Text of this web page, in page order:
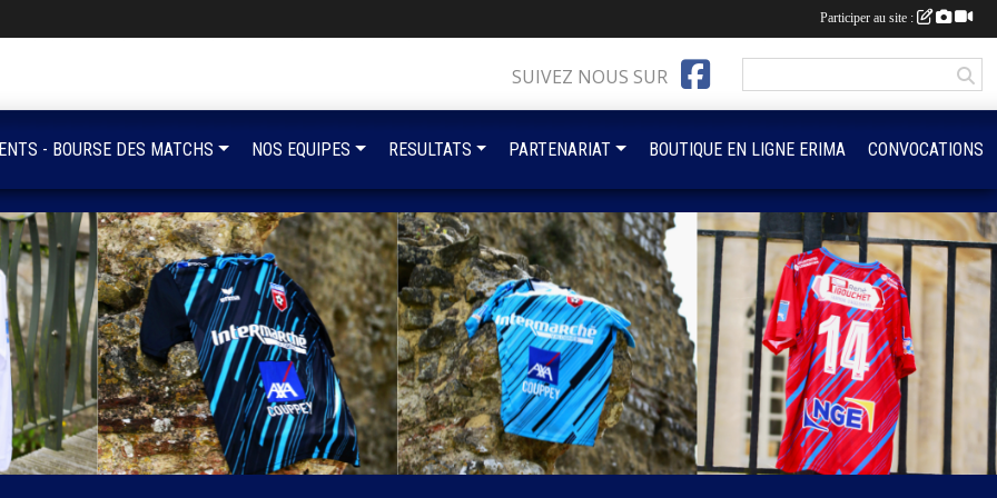
SUIVEZ NOUS SUR
- BOURSE DES MATCHS NOS EQUIPES RESULTATS PARTENARIAT BOUTIQUE EN LIGNE ERIMA CONVOCATIONS
Participer au site :